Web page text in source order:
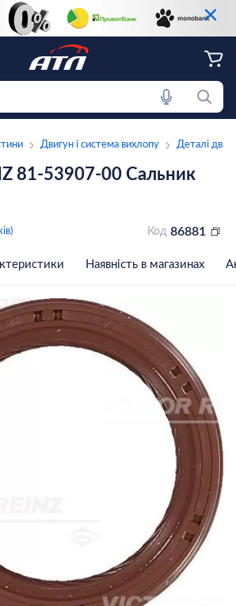
×
Двигун і система вихлопу Деталі
81-53907-00 Сальник
Код 86881
Наявність в магазинах